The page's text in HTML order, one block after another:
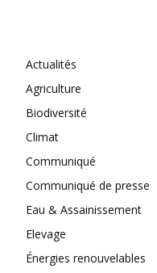
Actualités
Agriculture
Biodiversité
Climat
Communiqué
Communiqué de presse
Eau & Assainissement
Elevage
Énergies renouvelables